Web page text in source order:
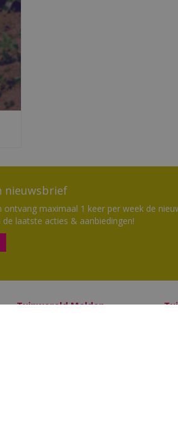
nieuwsbrief
ontvang maximaal 1 keer per week de
laatste acties & aanbiedingen!
Tuinwereld Malden